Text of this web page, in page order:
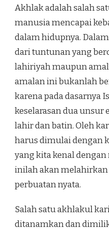
Akhlak adalah salah
manusia mencapai
dalam hidupnya.
dari tuntunan yang
lahiriyah maupun
amalan ini bukanlah
karena pada dasarnya
keselarasan dua unsur
lahir dan batin. Oleh
harus dimulai dengan
yang kita kenal
inilah akan
perbuatan nyata.
Salah satu akhlakul
ditanamkan dan